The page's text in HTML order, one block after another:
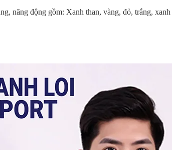
năng động gồm: Xanh than, vàng, đỏ, trắng, xanh